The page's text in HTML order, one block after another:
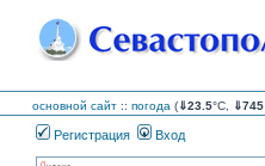
основной сайт :: погода (⇓23.5°C, ⇓745
Регистрация Вход